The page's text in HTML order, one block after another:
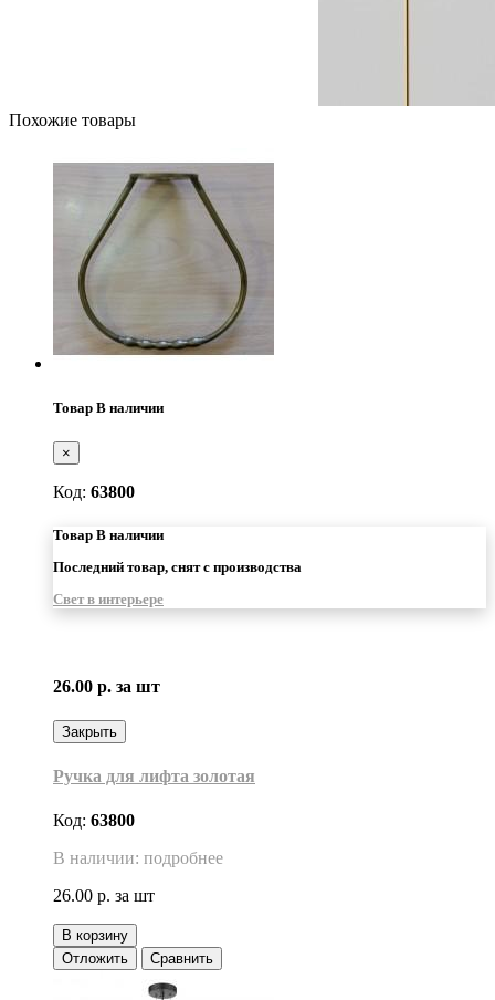
Похожие товары
Товар В наличии
×
Код: 63800
Товар В наличии
Последний товар, снят с производства
Свет в интерьере
26.00 р. за шт
Закрыть
Ручка для лифта золотая
Код: 63800
В наличии: подробнее
26.00 р. за шт
В корзину
Отложить
Сравнить